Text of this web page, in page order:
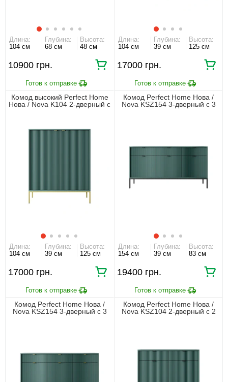
Длина:
104 см
Глубина:
68 см
Высота:
48 см
10900 грн.
Длина:
104 см
Глубина:
39 см
Высота:
125 см
17000 грн.
Комод высокий Perfect Home
Нова / Nova K104 2-дверный с
Длина:
104 см
Глубина:
39 см
Высота:
125 см
17000 грн.
Комод Perfect Home Нова /
Nova KSZ154 3-дверный с 3
Длина:
154 см
Глубина:
39 см
Высота:
83 см
19400 грн.
Комод Perfect Home Нова /
Nova KSZ154 3-дверный с 3
Комод Perfect Home Нова /
Nova KSZ104 2-дверный с 2